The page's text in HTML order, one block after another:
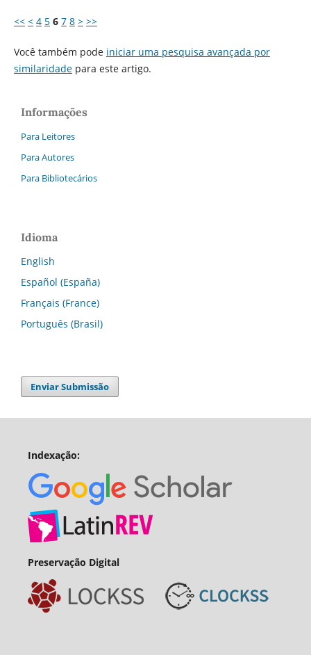
<< < 4 5 6 7 8 > >>
Você também pode iniciar uma pesquisa avançada por
similaridadepara este artigo.
Informações
Para Leitores
Para Autores
Para Bibliotecários
Idioma
English
Español (España)
Français (France)
Português (Brasil)
Enviar Submissão
Indexação:
Preservação Digital